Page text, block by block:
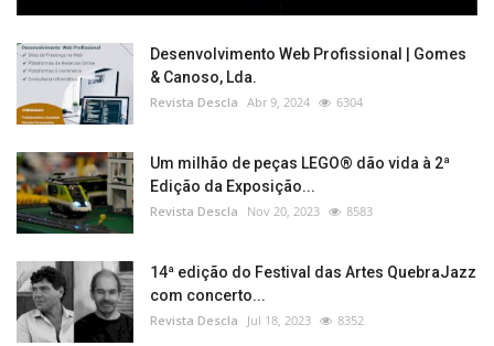
Desenvolvimento Web Profissional | Gomes
& Canoso, Lda.
Revista Descla Abr 9, 2024 6304
Um milhão de peças LEGO® dão vida à 2ª
Edição da Exposição...
Revista Descla Nov 20, 2023 8583
14ª edição do Festival das Artes QuebraJazz
com concerto...
Revista Descla Jul 18, 2023 8352